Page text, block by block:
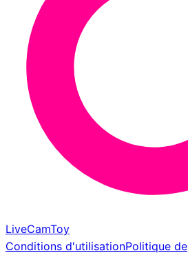
LiveCamToy
Conditions d'utilisationPolitique de